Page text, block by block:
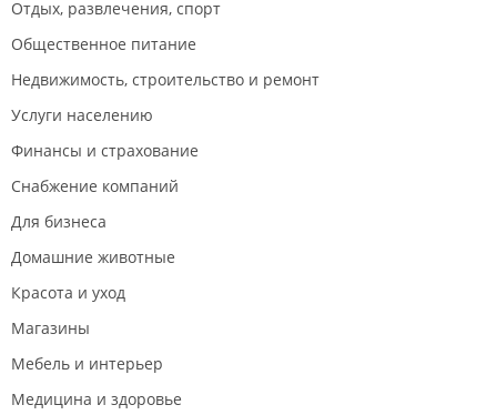
Отдых, развлечения, спорт
Общественное питание
Недвижимость, строительство и ремонт
Услуги населению
Финансы и страхование
Снабжение компаний
Для бизнеса
Домашние животные
Красота и уход
Магазины
Мебель и интерьер
Медицина и здоровье